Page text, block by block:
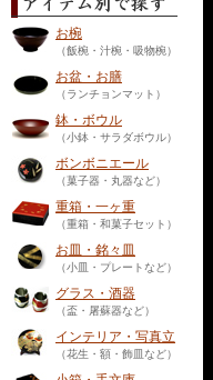
お椀
（飯椀・汁椀・吸物椀）
お盆・お膳
（ランチョンマット）
鉢・ボウル
（小鉢・サラダボウル）
ボンボニエール
（菓子器・丸器など）
重箱・一ヶ重
（重箱・和菓子セット）
お皿・銘々皿
（小皿・プレートなど）
グラス・酒器
（盃・屠蘇器など）
インテリア・写真立
（花生・額・飾皿など）